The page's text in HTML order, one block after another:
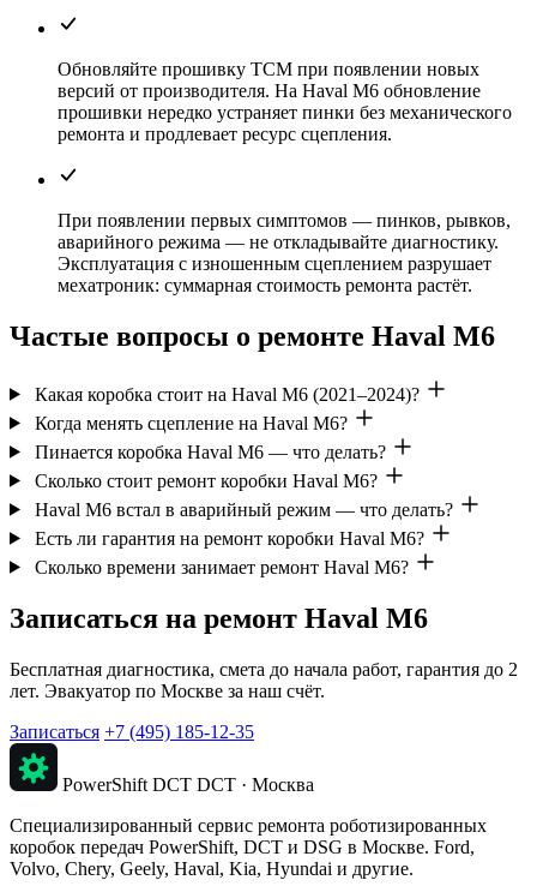
Обновляйте прошивку TCM при появлении новых
версий от производителя. На Haval M6 обновление
прошивки нередко устраняет пинки без механического
ремонта и продлевает ресурс сцепления.
При появлении первых симптомов — пинков, рывков,
аварийного режима — не откладывайте диагностику.
Эксплуатация с изношенным сцеплением разрушает
мехатроник: суммарная стоимость ремонта растёт.
Частые вопросы о ремонте Haval M6
Какая коробка стоит на Haval M6 (2021–2024)?
Когда менять сцепление на Haval M6?
Пинается коробка Haval M6 — что делать?
Сколько стоит ремонт коробки Haval M6?
Haval M6 встал в аварийный режим — что делать?
Есть ли гарантия на ремонт коробки Haval M6?
Сколько времени занимает ремонт Haval M6?
Записаться на ремонт Haval M6
Бесплатная диагностика, смета до начала работ, гарантия до 2
лет. Эвакуатор по Москве за наш счёт.
Записаться +7 (495) 185-12-35
PowerShift DCT DCT · Москва
Специализированный сервис ремонта роботизированных
коробок передач PowerShift, DCT и DSG в Москве. Ford,
Volvo, Chery, Geely, Haval, Kia, Hyundai и другие.